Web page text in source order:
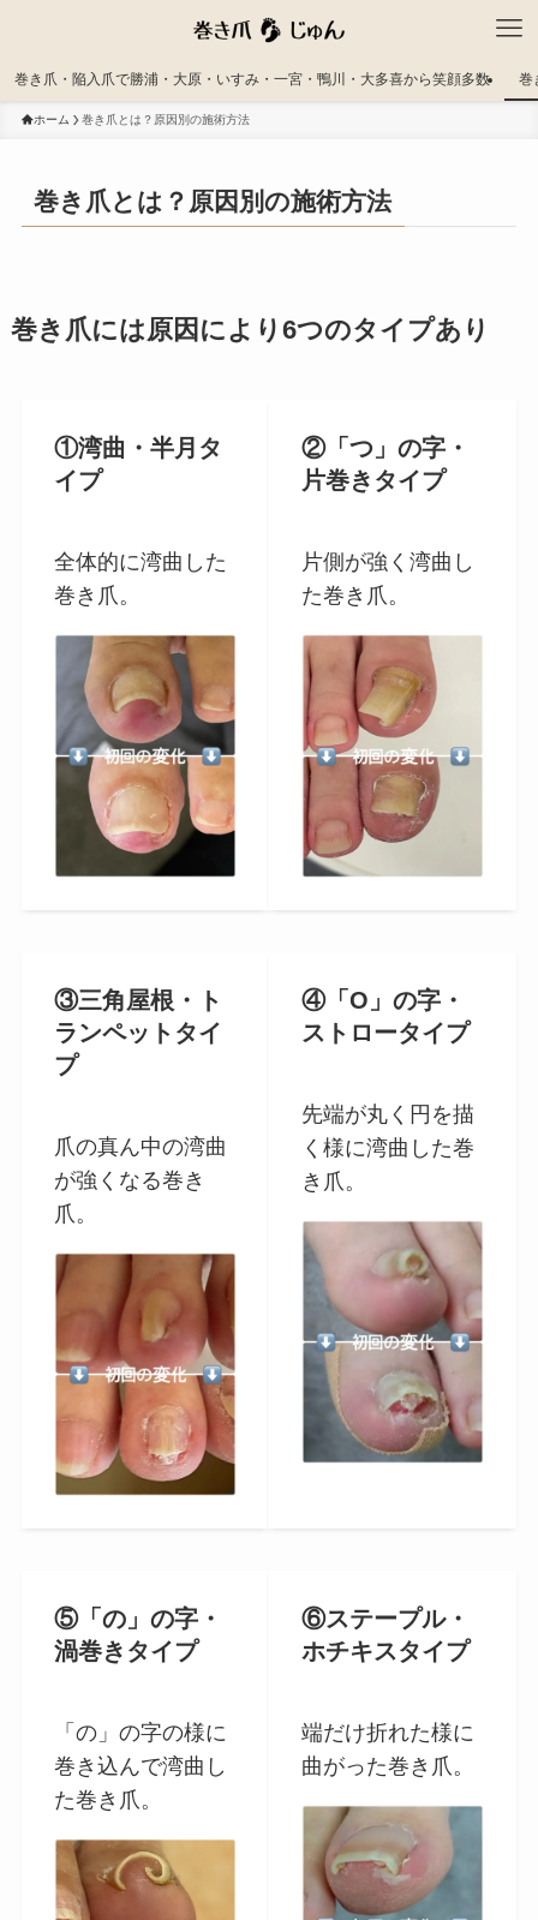
巻き爪・陥入爪で勝浦・大原・いすみ・一宮・鴨川・大多喜から笑顔多数 巻
ホーム 巻き爪とは？原因別の施術方法
巻き爪とは？原因別の施術方法
巻き爪には原因により6つのタイプあり
①湾曲・半月タ
イプ
全体的に湾曲した
巻き爪。
②「つ」の字・
片巻きタイプ
片側が強く湾曲し
た巻き爪。
③三角屋根・ト
ランペットタイ
プ
爪の真ん中の湾曲
が強くなる巻き
爪。
④「O」の字・
ストロータイプ
先端が丸く円を描
く様に湾曲した巻
き爪。
⑤「の」の字・
渦巻きタイプ
「の」の字の様に
巻き込んで湾曲し
た巻き爪。
⑥ステープル・
ホチキスタイプ
端だけ折れた様に
曲がった巻き爪。